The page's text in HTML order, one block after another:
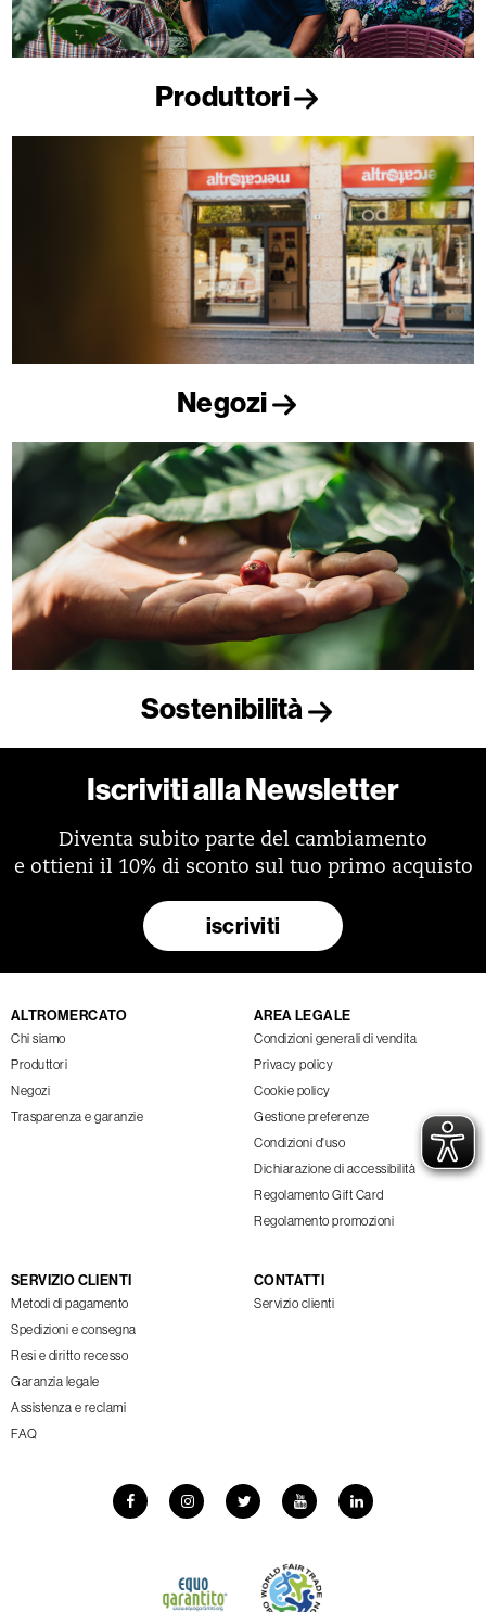
Produttori
Negozi
Sostenibilità
Iscriviti alla Newsletter
Diventa subito parte del cambiamento
e ottieni il 10% di sconto sul tuo primo acquisto
iscriviti
ALTROMERCATO
Chi siamo
Produttori
Negozi
Trasparenza e garanzie
AREA LEGALE
Condizioni generali di vendita
Privacy policy
Cookie policy
Gestione preferenze
Condizioni d'uso
Dichiarazione di accessibilità
Regolamento Gift Card
Regolamento promozioni
SERVIZIO CLIENTI
Metodi di pagamento
Spedizioni e consegna
Resi e diritto recesso
Garanzia legale
Assistenza e reclami
FAQ
CONTATTI
Servizio clienti